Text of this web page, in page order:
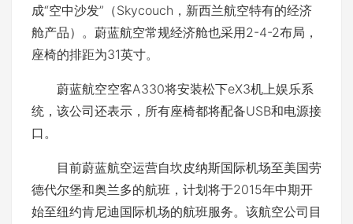
成“空中沙发”（Skycouch，新西兰航空特有的经济
舱产品）。蔚蓝航空常规经济舱也采用2-4-2布局，
座椅的排距为31英寸。
蔚蓝航空空客A330将安装松下eX3机上娱乐系
统，该公司还表示，所有座椅都将配备USB和电源接
口。
目前蔚蓝航空运营自坎皮纳斯国际机场至美国劳
德代尔堡和奥兰多的航班，计划将于2015年中期开
始至纽约肯尼迪国际机场的航班服务。该航空公司目